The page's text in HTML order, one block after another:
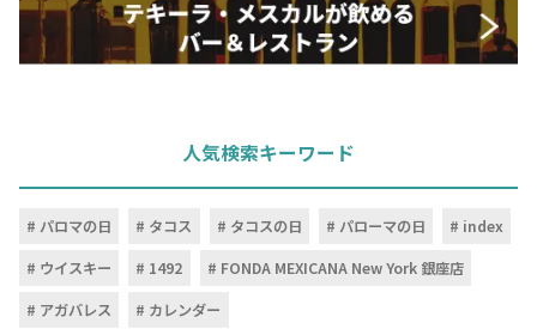
人気検索キーワード
パロマの日 タコス タコスの日 パローマの日
index
ウイスキー
1492
FONDA MEXICANA New York 銀座店
アガバレス
カレンダー